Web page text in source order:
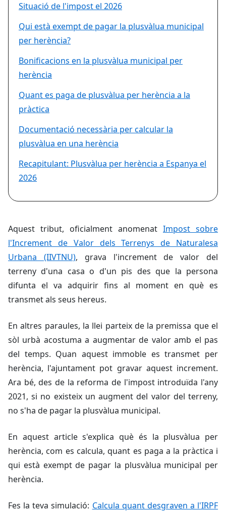
Situació de l'impost el 2026
Qui està exempt de pagar la plusvàlua municipal
per herència?
Bonificacions en la plusvàlua municipal per
herència
Quant es paga de plusvàlua per herència a la
pràctica
Documentació necessària per calcular la
plusvàlua en una herència
Recapitulant: Plusvàlua per herència a Espanya el
2026
Aquest tribut, oficialment anomenat Impost sobre
l'Increment de Valor dels Terrenys de Naturalesa
Urbana (IIVTNU), grava l'increment de valor del
terreny d'una casa o d'un pis des que la persona
difunta el va adquirir fins al moment en què es
transmet als seus hereus.
En altres paraules, la llei parteix de la premissa que el
sòl urbà acostuma a augmentar de valor amb el pas
del temps. Quan aquest immoble es transmet per
herència, l'ajuntament pot gravar aquest increment.
Ara bé, des de la reforma de l'impost introduïda l'any
2021, si no existeix un augment del valor del terreny,
no s'ha de pagar la plusvàlua municipal.
En aquest article s'explica què és la plusvàlua per
herència, com es calcula, quant es paga a la pràctica i
qui està exempt de pagar la plusvàlua municipal per
herència.
Fes la teva simulació: Calcula quant desgraven a l'IRPF